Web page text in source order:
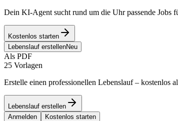
Dein KI-Agent sucht rund um die Uhr passende Jobs
Kostenlos starten
Lebenslauf erstellenNeu
Als PDF
25 Vorlagen
Erstelle einen professionellen Lebenslauf – kostenlos
Lebenslauf erstellen
Anmelden
Kostenlos starten